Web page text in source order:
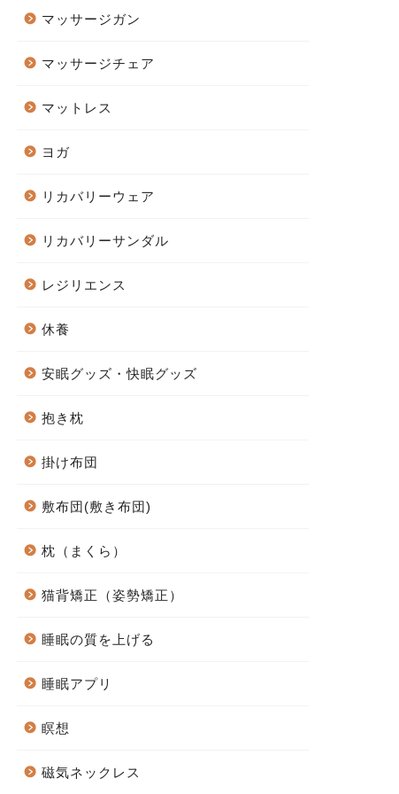
マッサージガン
マッサージチェア
マットレス
ヨガ
リカバリーウェア
リカバリーサンダル
レジリエンス
休養
安眠グッズ・快眠グッズ
抱き枕
掛け布団
敷布団(敷き布団)
枕（まくら）
猫背矯正（姿勢矯正）
睡眠の質を上げる
睡眠アプリ
瞑想
磁気ネックレス